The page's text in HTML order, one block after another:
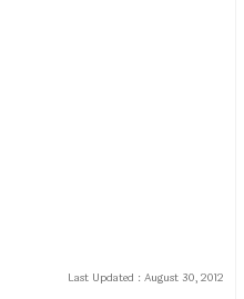
Last Updated : August 30, 2012